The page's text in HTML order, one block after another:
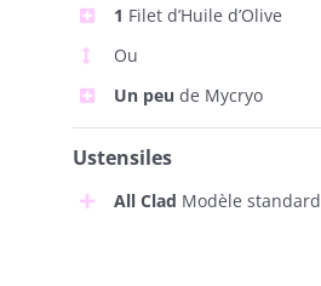
1 Filet d’Huile d’Olive
Ou
Un peu de Mycryo
Ustensiles
All Clad Modèle standard